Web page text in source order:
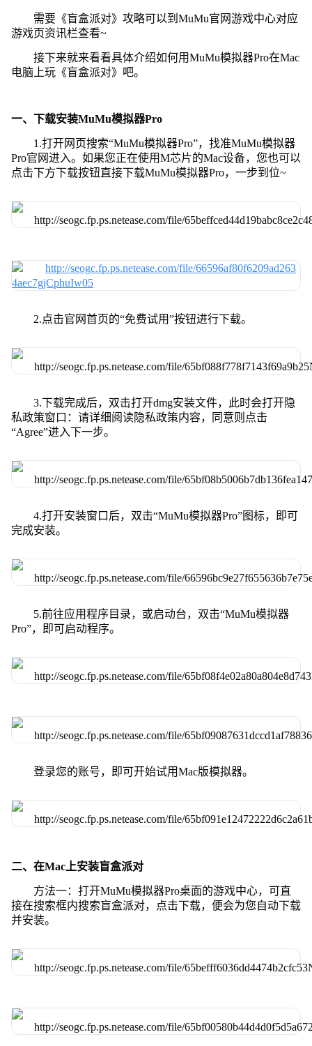
需要《盲盒派对》攻略可以到MuMu官网游戏中心对应
游戏页资讯栏查看~
接下来就来看看具体介绍如何用MuMu模拟器Pro在Mac
电脑上玩《盲盒派对》吧。
一、下载安装MuMu模拟器Pro
1.打开网页搜索“MuMu模拟器Pro”，找准MuMu模拟器
Pro官网进入。如果您正在使用M芯片的Mac设备，您也可以
点击下方下载按钮直接下载MuMu模拟器Pro，一步到位~
2.点击官网首页的“免费试用”按钮进行下载。
3.下载完成后，双击打开dmg安装文件，此时会打开隐
私政策窗口：请详细阅读隐私政策内容，同意则点击
“Agree”进入下一步。
4.打开安装窗口后，双击“MuMu模拟器Pro”图标，即可
完成安装。
5.前往应用程序目录，或启动台，双击“MuMu模拟器
Pro”，即可启动程序。
登录您的账号，即可开始试用Mac版模拟器。
二、在Mac上安装盲盒派对
方法一：打开MuMu模拟器Pro桌面的游戏中心，可直
接在搜索框内搜索盲盒派对，点击下载，便会为您自动下载
并安装。